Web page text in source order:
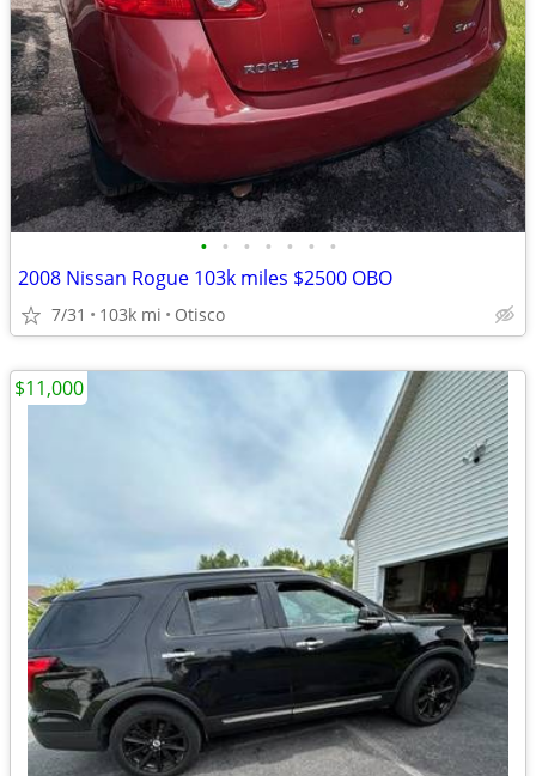
• • • • • • •
2008 Nissan Rogue 103k miles $2500 OBO
7/31 103k mi Otisco
$11,000